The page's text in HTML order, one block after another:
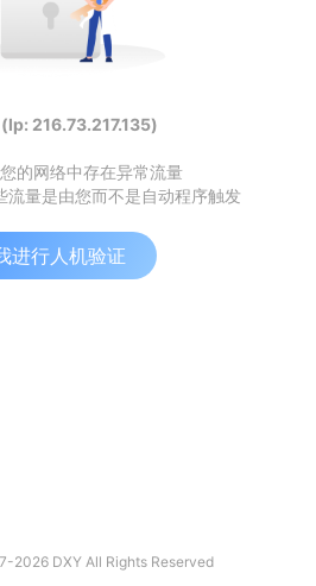
(Ip: 216.73.217.135)
的网络中存在异常流量
流量是由您而不是自动程序触发
进行人机验证
2026 DXY All Rights Reserved